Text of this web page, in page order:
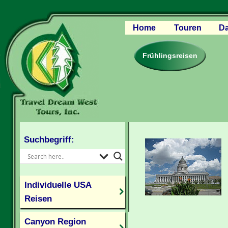
Home
Touren
Canyon Region
Rocky
Pazifischer
Frühlingsreisen
Suchbegriff:
Individuelle USA
Reisen
Canyon Region